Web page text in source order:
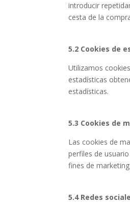
introducir
cesta de la
5.2 Cookies de
Utilizamos
estadísticas
estadísticas.
5.3 Cookies de
Las cookies de
perfiles de
fines de
5.4 Redes